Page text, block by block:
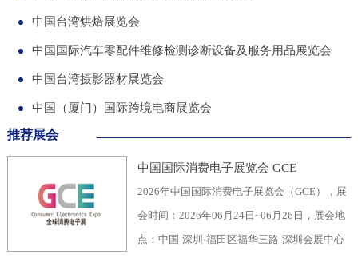
中国台湾烘焙展览会
中国国际汽车零配件维修检测诊断设备及服务用品展览会
中国台湾摄影器材展览会
中国（厦门）国际跨境电商展览会
推荐展会
中国国际消费电子展览会 GCE
2026年中国国际消费电子展览会（GCE），展
会时间：2026年06月24日~06月26日，展会地
点：中国-深圳-福田区福华三路-深圳会展中心